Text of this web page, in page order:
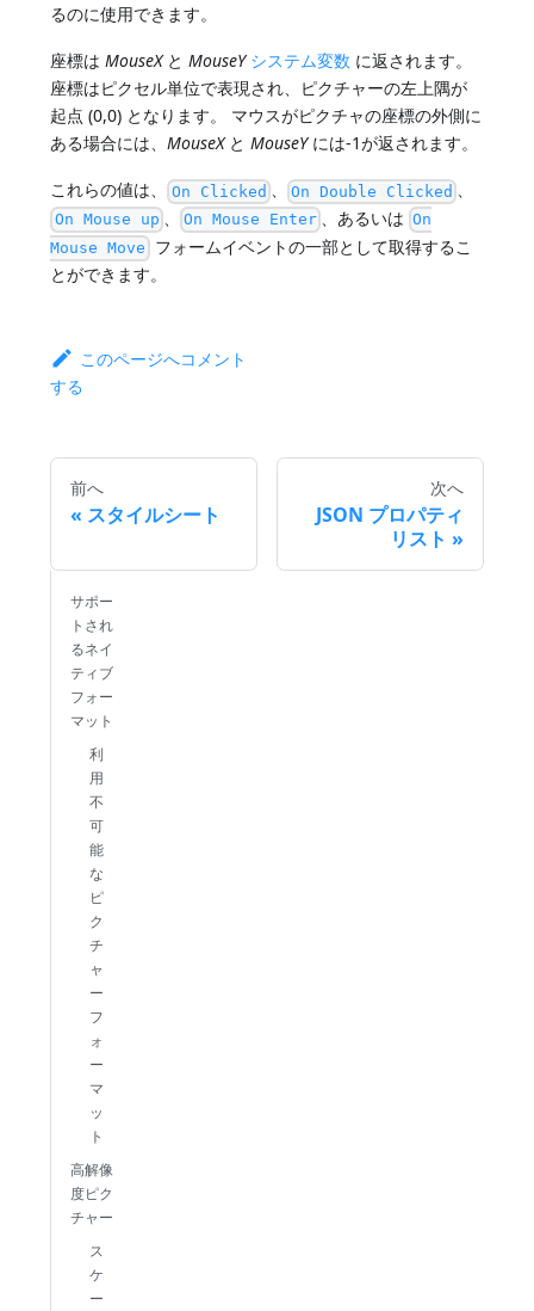
るのに使用できます。
座標はMouseXとMouseY システム変数 に返されます。
座標はピクセル単位で表現され、ピクチャーの左上隅が
起点 (0,0) となります。 マウスがピクチャの座標の外側に
ある場合には、MouseXとMouseYには-1が返されます。
これらの値は、 On Clicked 、 On Double Clicked 、
On Mouse up 、 On Mouse Enter 、あるいは On
Mouse Move フォームイベントの一部として取得するこ
とができます。
このページへコメント
する
前へ
スタイルシート
次へ
JSON プロパティ
リスト
サポー
トされ
るネイ
ティブ
フォー
マット
利
用
不
可
能
な
ピ
ク
チ
ャ
ー
フ
ォ
ー
マ
ッ
ト
高解像
度ピク
チャー
ス
ケ
ー